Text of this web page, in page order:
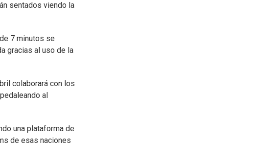
sentados viendo la
7 minutos se
gracias al uso de la
colaborará con los
al
una plataforma de
de esas naciones